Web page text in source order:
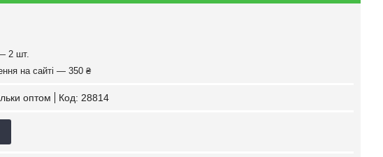
2 шт.
на сайті — 350 ₴
оптом Код: 28814